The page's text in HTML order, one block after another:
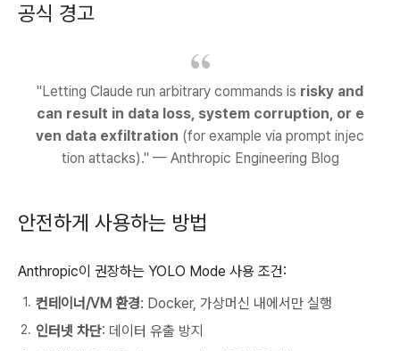
공식 경고
"Letting Claude run arbitrary commands is risky and
can result in data loss, system corruption, or e
ven data exfiltration (for example via prompt injec
tion attacks)." — Anthropic Engineering Blog
안전하게 사용하는 방법
Anthropic이 권장하는 YOLO Mode 사용 조건:
컨테이너/VM 환경: Docker, 가상머신 내에서만 실행
인터넷 차단: 데이터 유출 방지